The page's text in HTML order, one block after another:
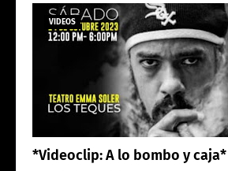
VIDEOS
*Videoclip: A lo bombo y caja*